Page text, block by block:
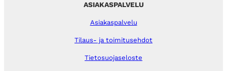
ASIAKASPALVELU
Asiakaspalvelu
Tilaus- ja toimitusehdot
Tietosuojaseloste